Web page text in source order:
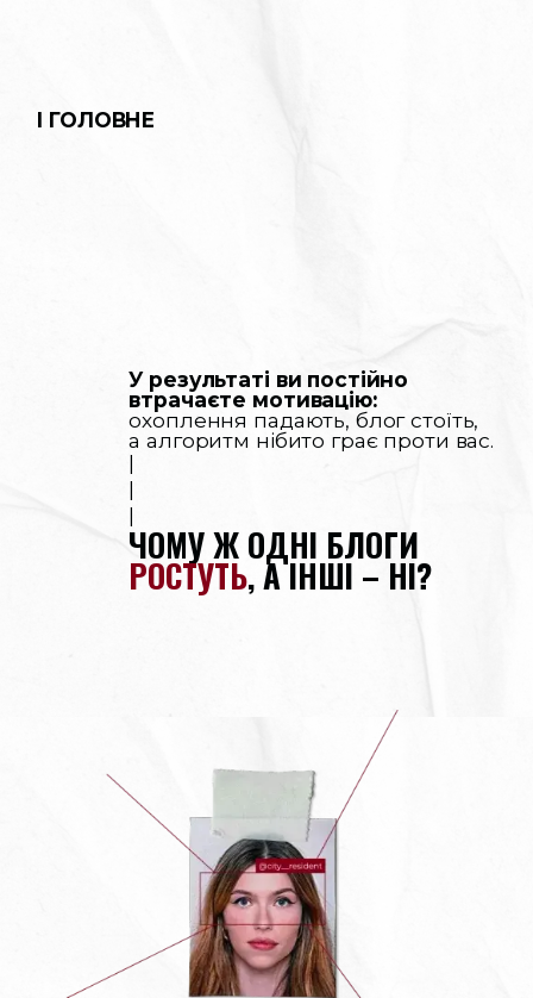
І ГОЛОВНЕ
У результаті ви постійно
втрачаєте мотивацію:
охоплення падають, блог стоїть,
а алгоритм нібито грає проти вас.
|
|
|
ЧОМУ Ж ОДНІ БЛОГИ
РОСТУТЬ, А ІНШІ – НІ?